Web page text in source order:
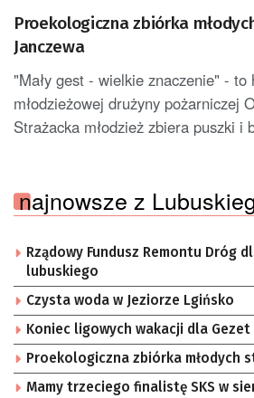
Proekologiczna zbiórka
Janczewa
"Mały gest - wielkie znaczenie" - to
młodzieżowej drużyny pożarniczej
Strażacka młodzież zbiera puszki i
najnowsze z
Rządowy Fundusz Remontu Dróg
lubuskiego
Czysta woda w Jeziorze Lgińsko
Koniec ligowych wakacji dla
Proekologiczna zbiórka młodych
Mamy trzeciego finalistę SKS w